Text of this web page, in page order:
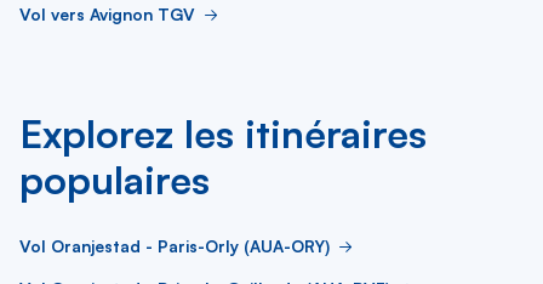
Vol vers Avignon TGV
Explorez les itinéraires
populaires
Vol Oranjestad - Paris-Orly (AUA-ORY)